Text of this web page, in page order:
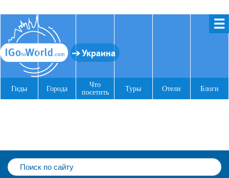
☰
Украина
Гиды Города
Что
посетить
Туры Отели Блоги